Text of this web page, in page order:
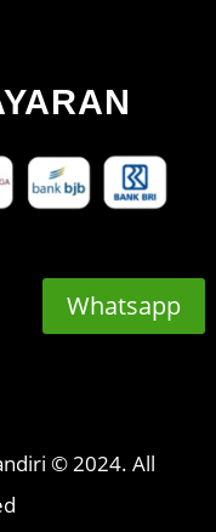
© 2024. All
Whatsapp